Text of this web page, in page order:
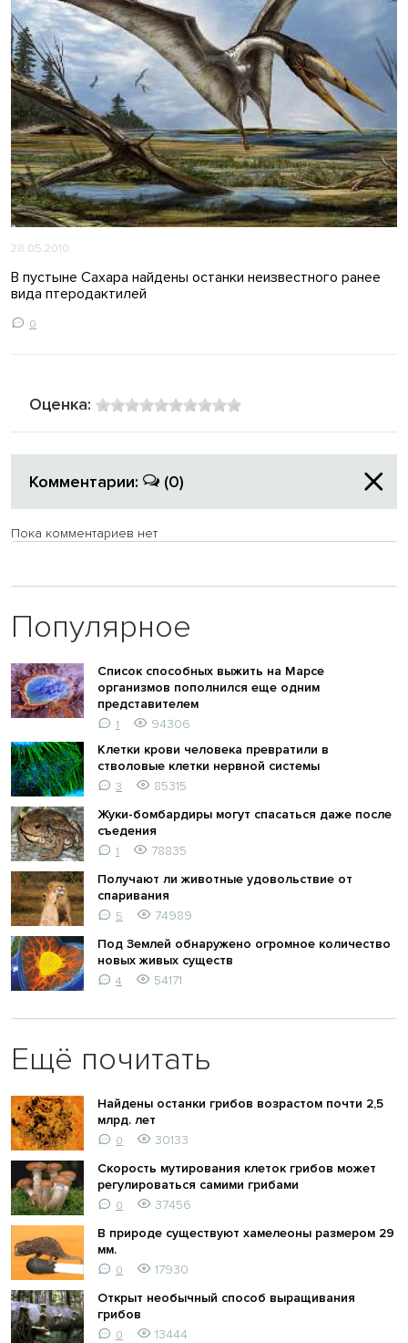
28.05.2010
В пустыне Сахара найдены останки неизвестного ранее
вида птеродактилей
0
Оценка:
Комментарии: (0)
Пока комментариев нет
Популярное
Список способных выжить на Марсе
организмов пополнился еще одним
представителем
1
94306
Клетки крови человека превратили в
стволовые клетки нервной системы
3
85315
Жуки-бомбардиры могут спасаться даже после
съедения
1
78835
Получают ли животные удовольствие от
спаривания
5
74989
Под Землей обнаружено огромное количество
новых живых существ
4 54171
Ещё почитать
Найдены останки грибов возрастом почти 2,5
млрд. лет
0
30133
Скорость мутирования клеток грибов может
регулироваться самими грибами
0
37456
В природе существуют хамелеоны размером 29
мм.
0
17930
Открыт необычный способ выращивания
грибов
0
13444